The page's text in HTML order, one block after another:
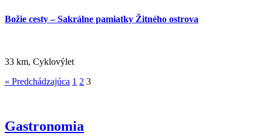
Božie cesty – Sakrálne pamiatky Žitného ostrova
33 km, Cyklovýlet
« Predchádzajúca 1 2 3
Gastronomia